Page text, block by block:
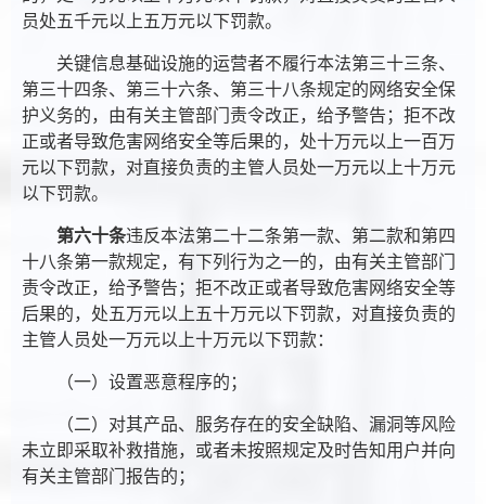
员处五千元以上五万元以下罚款。
关键信息基础设施的运营者不履行本法第三十三条、
第三十四条、第三十六条、第三十八条规定的网络安全保
护义务的，由有关主管部门责令改正，给予警告；拒不改
正或者导致危害网络安全等后果的，处十万元以上一百万
元以下罚款，对直接负责的主管人员处一万元以上十万元
以下罚款。
第六十条违反本法第二十二条第一款、第二款和第四
十八条第一款规定，有下列行为之一的，由有关主管部门
责令改正，给予警告；拒不改正或者导致危害网络安全等
后果的，处五万元以上五十万元以下罚款，对直接负责的
主管人员处一万元以上十万元以下罚款：
（一）设置恶意程序的；
（二）对其产品、服务存在的安全缺陷、漏洞等风险
未立即采取补救措施，或者未按照规定及时告知用户并向
有关主管部门报告的；